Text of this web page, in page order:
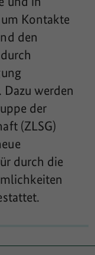
Kontakte
den
werden
der
(ZLSG)
durch die